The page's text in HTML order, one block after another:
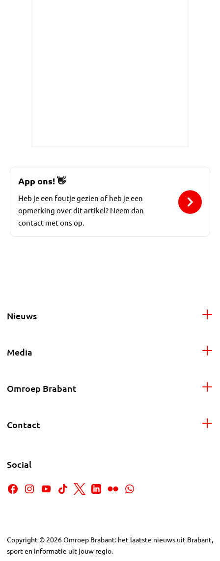
App ons!👋
Heb je een foutje gezien of heb je een
opmerking over dit artikel? Neem dan
contact met ons op.
Nieuws
Media
Omroep Brabant
Contact
Social
Copyright © 2026Omroep Brabant: het laatste nieuws uit Brabant,
sport en informatie uit jouw regio.